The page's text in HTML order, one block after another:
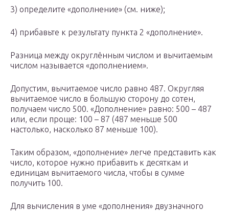
3) определите «дополнение» (см. ниже);
4) прибавьте к результату пункта 2 «дополнение».
Разница между округлённым числом и вычитаемым
числом называется «дополнением».
Допустим, вычитаемое число равно 487. Округляя
вычитаемое число в большую сторону до сотен,
получаем число 500. «Дополнение» равно: 500 – 487
или, если проще: 100 – 87 (487 меньше 500
настолько, насколько 87 меньше 100).
Таким образом, «дополнение» легче представить как
число, которое нужно прибавить к десяткам и
единицам вычитаемого числа, чтобы в сумме
получить 100.
Для вычисления в уме «дополнения» двузначного